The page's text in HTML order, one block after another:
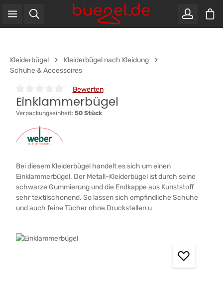
Zum Hauptinhalt springen
Kleiderbügel
Kleiderbügel nach Kleidung
Schuhe & Accessoires
Durchschnittliche Bewertung von 0 von 5 Sternen
Bewerten
Einklammerbügel
Verpackungseinheit: 50 Stück
Bei diesem Kleiderbügel handelt es sich um einen
Einklammerbügel. Der Metall-Kleiderbügel ist durch seine
schwarze Gummierung und die Endkappe aus Kunststoff
sehr textilschonend. So lassen sich empfindliche Schuhe
und auch feine Tücher ohne Druckstellen u
Bildergalerie überspringen